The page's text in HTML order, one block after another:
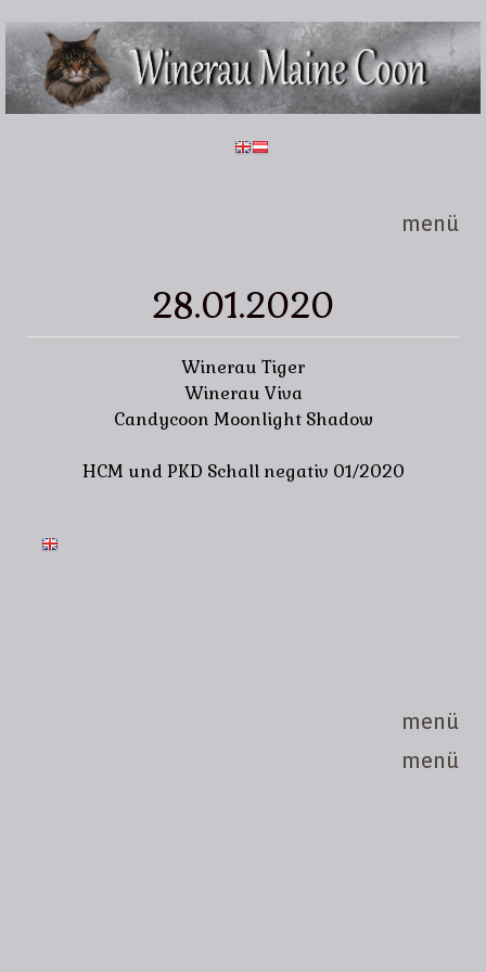
Direkt zum Inhalt
Winerau
Maine
Coon
menü
28.01.2020
Winerau Tiger
Winerau Viva
Candycoon Moonlight Shadow
HCM und PKD Schall negativ 01/2020
menü
menü